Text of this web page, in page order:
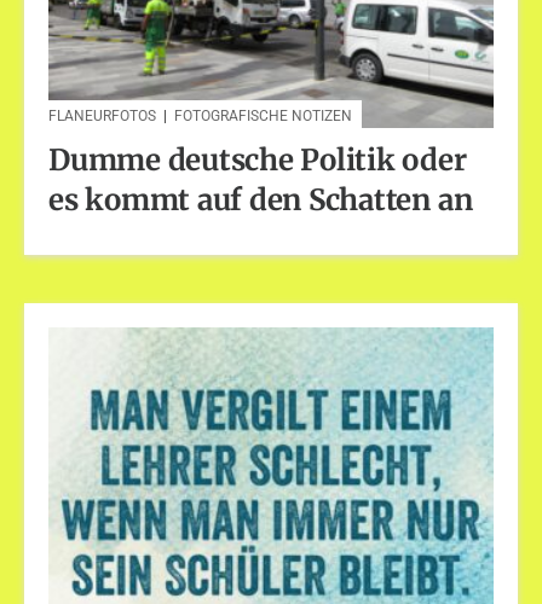
FLANEURFOTOS FOTOGRAFISCHE NOTIZEN
Dumme deutsche Politik oder
es kommt auf den Schatten an